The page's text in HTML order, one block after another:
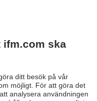
utvecklar och
respektive krav.
ljus fångar
tillförlitlighet, även
ljus.